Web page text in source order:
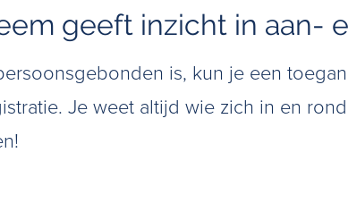
geeft inzicht in aan-
is, kun je een
Je weet altijd wie zich in en